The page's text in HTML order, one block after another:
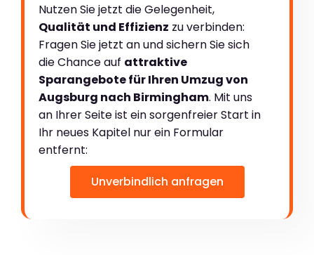
Nutzen Sie jetzt die Gelegenheit,
Qualität und Effizienz zu verbinden:
Fragen Sie jetzt an und sichern Sie sich
die Chance auf attraktive
Sparangebote für Ihren Umzug von
Augsburg nach Birmingham. Mit uns
an Ihrer Seite ist ein sorgenfreier Start in
Ihr neues Kapitel nur ein Formular
entfernt:
Unverbindlich anfragen